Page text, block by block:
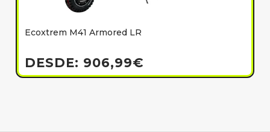
Ecoxtrem M41 Armored LR
DESDE: 906,99€